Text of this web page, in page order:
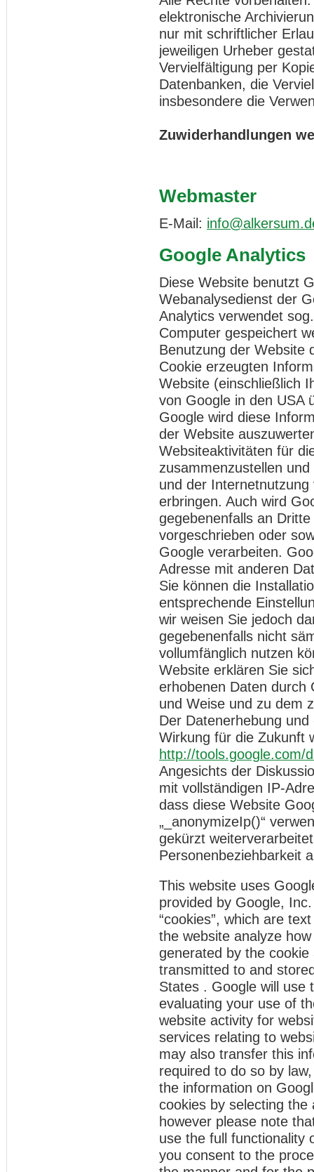
elektronische
nur mit schriftlicher
jeweiligen Urheber
Vervielfältigung per
Datenbanken, die
insbesondere die
Zuwiderhandlungen
Webmaster
E-Mail:
Google Analytics
Diese Website benutzt
Webanalysedienst der
Analytics verwendet
Computer gespeichert
Benutzung der Website
Cookie erzeugten
Website (einschließlich
von Google in den USA
Google wird diese
der Website
Websiteaktivitäten für
zusammenzustellen
und der
erbringen. Auch wird
gegebenenfalls an
vorgeschrieben oder
Google verarbeiten.
Adresse mit anderen
Sie können die
entsprechende
wir weisen Sie jedoch
gegebenenfalls nicht
vollumfänglich nutzen
Website erklären Sie
erhobenen Daten durch
und Weise und zu dem
Der Datenerhebung
Wirkung für die Zukunft
http://tools.google.com/
Angesichts der
mit vollständigen IP-
dass diese Website
„_anonymizeIp()“
gekürzt
Personenbeziehbarkeit
This website uses
provided by Google,
“cookies”, which are
the website analyze
generated by the
transmitted to and
States . Google will use
evaluating your use of
website activity for
services relating to
may also transfer this
required to do so by
the information on
cookies by selecting
however please note
use the full functionality
you consent to the